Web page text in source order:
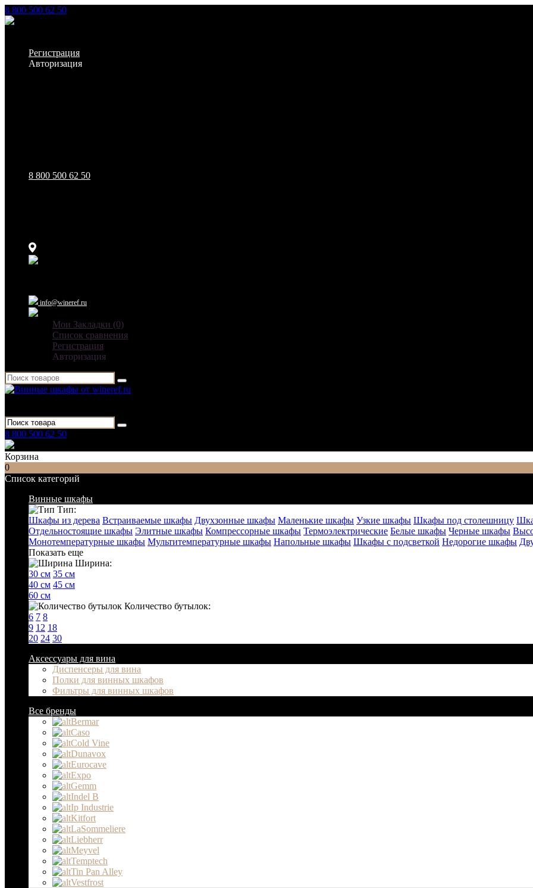
8 800 500 62 50
Регистрация
Авторизация
8 800 500 62 50
info@wineref.ru
Мои Закладки (0)
Список сравнения
Регистрация
Авторизация
8 800 500 62 50
Корзина
0
Список категорий
Винные шкафы
Тип:
Шкафы из дерева Встраиваемые шкафы Двухзонные шкафы Маленькие шкафы Узкие шкафы Шкафы под столешницу
Отдельностоящие шкафы Элитные шкафы Компрессорные шкафы Термоэлектрические Белые шкафы Черные шкафы
Монотемпературные шкафы Мультитемпературные шкафы Напольные шкафы Шкафы с подсветкой Недорогие шкафы
Показать еще
Ширина:
30 см 35 см
40 см 45 см
60 см
Количество бутылок:
6 7 8
9 12 18
20 24 30
Аксессуары для вина
Диспенсеры для вина
Полки для винных шкафов
Фильтры для винных шкафов
Все бренды
Bermar
Caso
Cold Vine
Dunavox
Eurocave
Expo
Gemm
Indel B
Ip Industrie
Kitfort
LaSommeliere
Liebherr
Meyvel
Temptech
Tin Pan Alley
Vestfrost